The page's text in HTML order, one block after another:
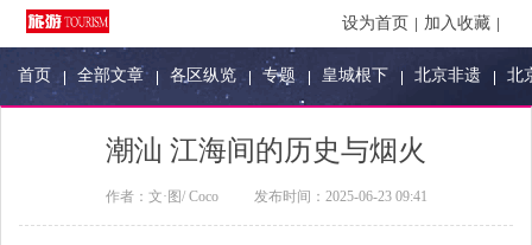
设为首页 加入收藏
首页 全部文章 各区纵览 专题 皇城根下 北京非遗 北
潮汕 江海间的历史与烟火
作者： 文·图/ Coco 发布时间： 2025-06-23 09:41